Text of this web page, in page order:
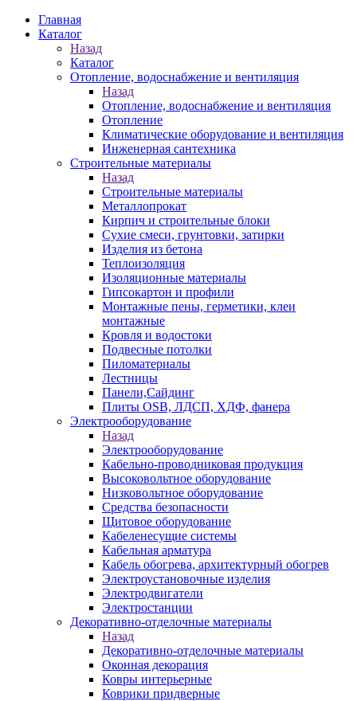
Главная
Каталог
Назад
Каталог
Отопление, водоснабжение и вентиляция
Назад
Отопление, водоснабжение и вентиляция
Отопление
Климатические оборудование и вентиляция
Инженерная сантехника
Строительные материалы
Назад
Строительные материалы
Металлопрокат
Кирпич и строительные блоки
Сухие смеси, грунтовки, затирки
Изделия из бетона
Теплоизоляция
Изоляционные материалы
Гипсокартон и профили
Монтажные пены, герметики, клеи
монтажные
Кровля и водостоки
Подвесные потолки
Пиломатериалы
Лестницы
Панели,Сайдинг
Плиты OSB, ЛДСП, ХДФ, фанера
Электрооборудование
Назад
Электрооборудование
Кабельно-проводниковая продукция
Высоковольтное оборудование
Низковольтное оборудование
Средства безопасности
Щитовое оборудование
Кабеленесущие системы
Кабельная арматура
Кабель обогрева, архитектурный обогрев
Электроустановочные изделия
Электродвигатели
Электростанции
Декоративно-отделочные материалы
Назад
Декоративно-отделочные материалы
Оконная декорация
Ковры интерьерные
Коврики придверные